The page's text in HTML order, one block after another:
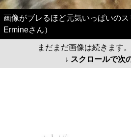
画像がブレるほど元気いっぱいの
Ermineさん）
まだまだ画像は続きます
↓ スクロールで次